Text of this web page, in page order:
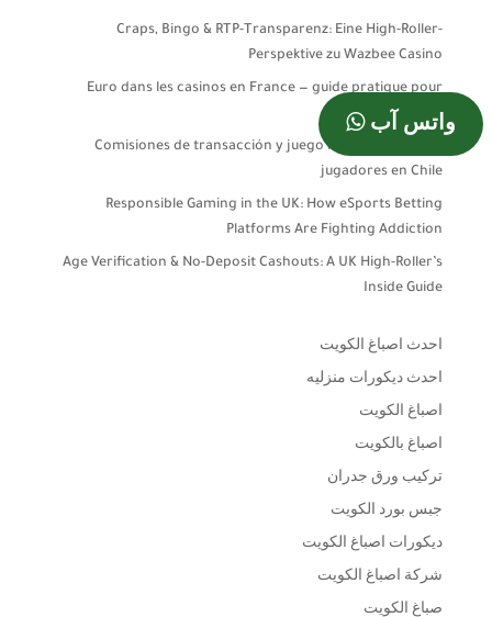
Craps, Bingo & RTP-Transparenz: Eine High-Roller-
Perspektive zu Wazbee Casino
Euro dans les casinos en France — guide pratique pour
joueurs français
Comisiones de transacción y juego responsable para
jugadores en Chile
Responsible Gaming in the UK: How eSports Betting
Platforms Are Fighting Addiction
Age Verification & No-Deposit Cashouts: A UK High-Roller’s
Inside Guide
احدث اصباغ الكويت
احدث ديكورات منزليه
اصباغ الكويت
اصباغ بالكويت
تركيب ورق جدران
جبس بورد الكويت
ديكورات اصباغ الكويت
شركة اصباغ الكويت
صباغ الكويت
واتس آب